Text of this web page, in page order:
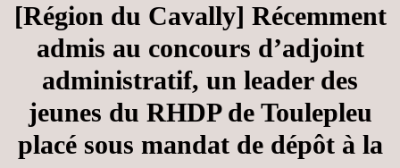
[Région du Cavally] Récemment
admis au concours d’adjoint
administratif, un leader des
jeunes du RHDP de Toulepleu
placé sous mandat de dépôt à la